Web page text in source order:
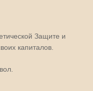
Защите и
капиталов.